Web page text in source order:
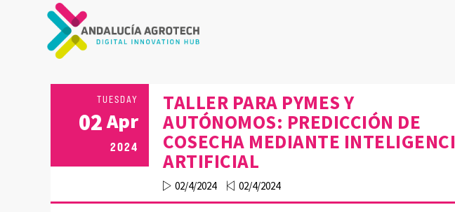
TUESDAY
02Apr
2024
TALLER PARA PYMES Y
AUTÓNOMOS: PREDICCIÓN DE
COSECHA MEDIANTE
ARTIFICIAL
02/4/2024 02/4/2024